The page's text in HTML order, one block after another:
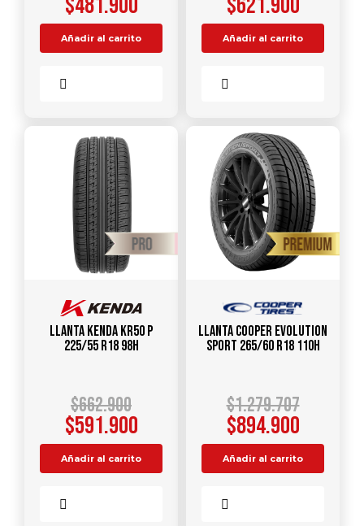
$481.900
Añadir al carrito
$621.900
Añadir al carrito
Llanta KENDA KR50 P
225/55 R18 98H
$662.900
$591.900
Añadir al carrito
Llanta COOPER EVOLUTION
SPORT 265/60 R18 110H
$1.279.707
$894.900
Añadir al carrito